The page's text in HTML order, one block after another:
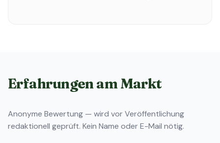
Erfahrungen am Markt
Anonyme Bewertung — wird vor Veröffentlichung
redaktionell geprüft. Kein Name oder E-Mail nötig.